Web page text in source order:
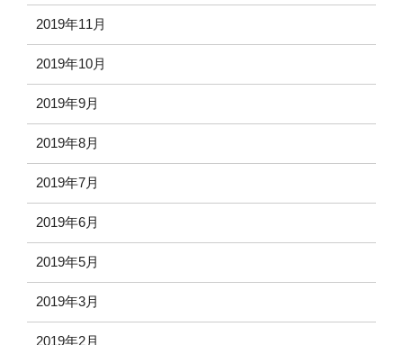
2019年11月
2019年10月
2019年9月
2019年8月
2019年7月
2019年6月
2019年5月
2019年3月
2019年2月